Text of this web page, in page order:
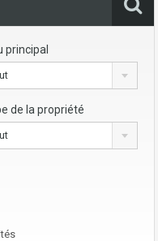
principal
de la propriété